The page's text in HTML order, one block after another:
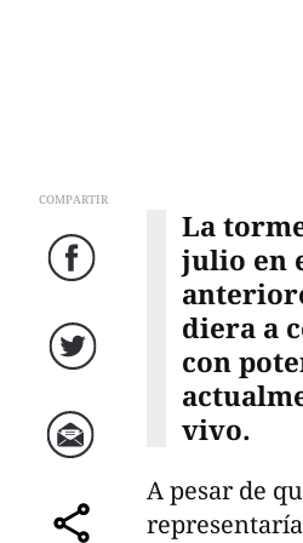
COMPARTIR
Facebook
Twitter
Correo
La
julio en
diera a
con
vivo.
A pesar de